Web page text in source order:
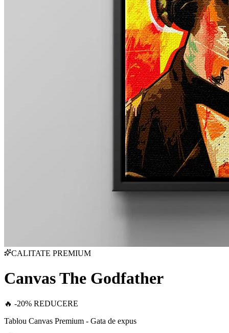
CALITATE PREMIUM
Canvas The Godfather
🔥 -20% REDUCERE
Tablou Canvas Premium - Gata de expus